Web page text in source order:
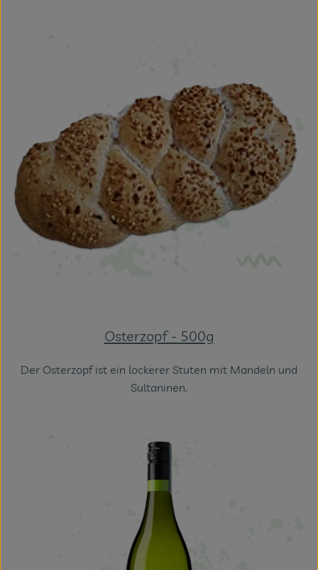
Osterzopf - 500g
Der Osterzopf ist ein lockerer Stuten mit Mandeln und
Sultaninen.